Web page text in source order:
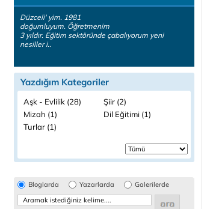
Düzceli' yim. 1981
doğumluyum. Öğretmenim
3 yıldır. Eğitim sektöründe çabalıyorum yeni
nesiller i..
Yazdığım Kategoriler
Aşk - Evlilik (28)
Şiir (2)
Mizah (1)
Dil Eğitimi (1)
Turlar (1)
Bloglarda Yazarlarda Galerilerde